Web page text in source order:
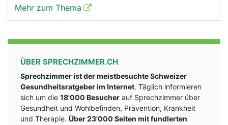
Mehr zum Thema
ÜBER SPRECHZIMMER.CH
Sprechzimmer ist der meistbesuchte Schweizer
Gesundheitsratgeber im Internet. Täglich informieren
sich um die 18'000 Besucher auf Sprechzimmer über
Gesundheit und Wohlbefinden, Prävention, Krankheit
und Therapie. Über 23'000 Seiten mit fundlerten